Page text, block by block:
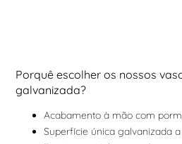
Porquê escolher os nossos
galvanizada?
Acabamento à mão com
Superfície única galvanizada